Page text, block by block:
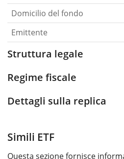
Domicilio del fondo
Emittente
Struttura legale
Regime fiscale
Dettagli sulla replica
Simili ETF
Questa sezione fornisce